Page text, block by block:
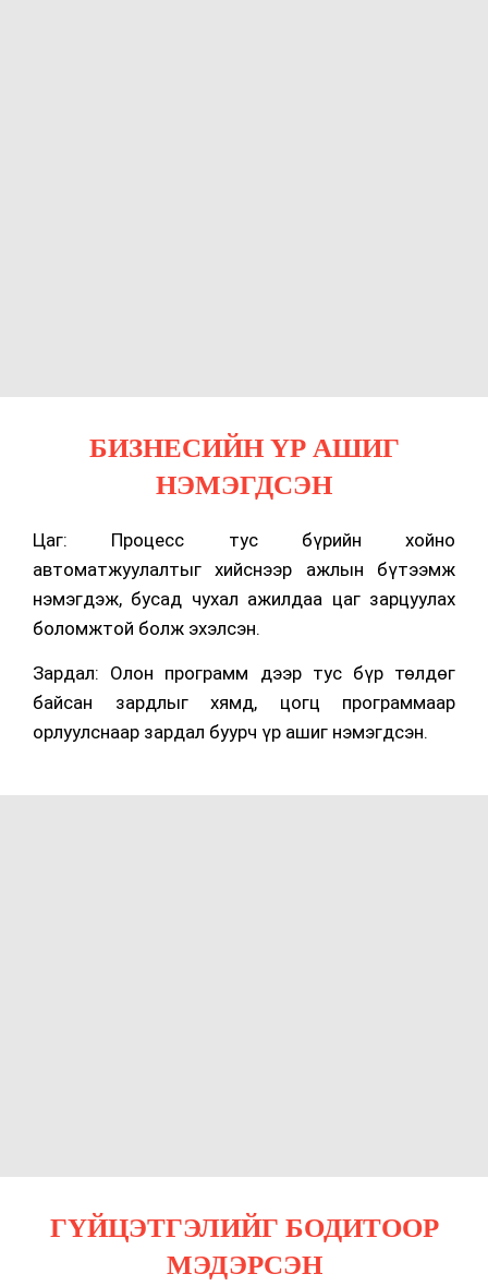
БИЗНЕСИЙН ҮР АШИГ
НЭМЭГДСЭН
Цаг: Процесс тус бүрийн хойно
автоматжуулалтыг хийснээр ажлын бүтээмж
нэмэгдэж, бусад чухал ажилдаа цаг зарцуулах
боломжтой болж эхэлсэн.
Зардал: Олон программ дээр тус бүр төлдөг
байсан зардлыг хямд, цогц программаар
орлуулснаар зардал буурч үр ашиг нэмэгдсэн.
ГҮЙЦЭТГЭЛИЙГ БОДИТООР
МЭДЭРСЭН